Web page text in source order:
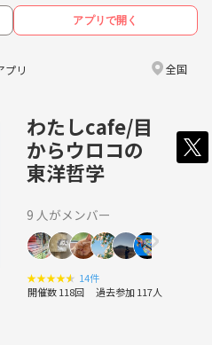
アプリで開く
プリ 全国
わたしcafe/目
からウロコの
東洋哲学
9 人がメンバー
★★★★★ 14件
開催数 118回 過去参加 117人